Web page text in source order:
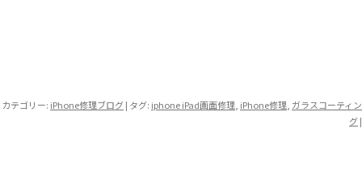
カテゴリー: iPhone修理ブログ| タグ: iphone iPad画面修理 iPhone修理 ガラスコーティン
グ|